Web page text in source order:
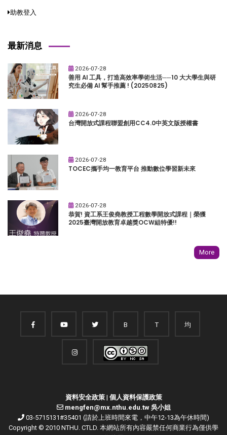
助教登入
最新消息
2026-07-28
善用 AI 工具，打造高效率學術生活──10 大大學生與研
究生必備 AI 幫手推薦 ! (20250825)
2026-07-28
台灣開放式課程聯盟創用CC4.0中英文版授權書
2026-07-28
TOCEC攜手均一教育平台 推動數位學習新未來
2026-07-28
恭賀! 資工系王俊堯教授工程數學開放式課程｜榮獲
2025臺灣開放教育卓越獎OCW組特優!!
More
B T 均
資料安全政策| 個人資料保護政策
mengfen@mx.nthu.edu.tw 吳小姐
03-5715131#35401 (請於上班時間來電，中午12-13為午休時間)
Copyright © 2010 NTHU. CTLD. 本網站所有內容嚴禁任何商業行為僅供學